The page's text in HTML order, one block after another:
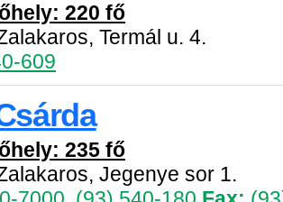
220 fő
Termál u. 4.
609
235 fő
Jegenye sor 1.